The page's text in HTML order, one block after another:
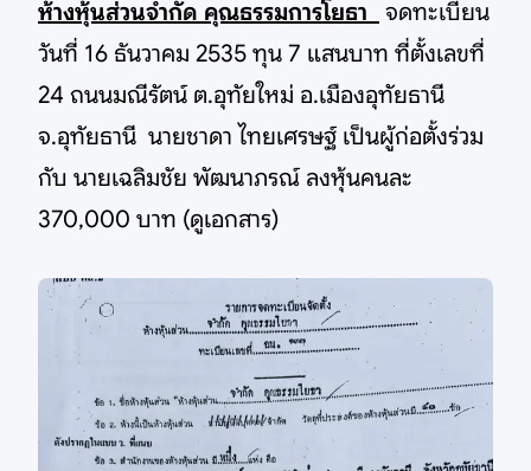
ห้างหุ้นส่วนจำกัด คุณธรรมการโยธา
จดทะเบียน
วันที่ 16 ธันวาคม 2535 ทุน 7 แสนบาท ที่ตั้งเลขที่
24 ถนนมณีรัตน์ ต.อุทัยใหม่ อ.เมืองอุทัยธานี
จ.อุทัยธานี นายชาดา ไทยเศรษฐ์ เป็นผู้ก่อตั้งร่วม
กับ นายเฉลิมชัย พัฒนาภรณ์ ลงหุ้นคนละ
370,000 บาท (ดูเอกสาร)